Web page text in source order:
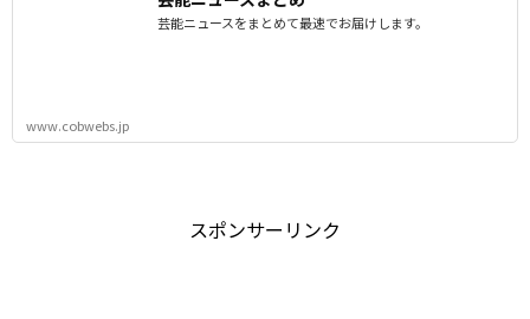
芸能ニュースをまとめて最速でお届けします。
www.cobwebs.jp
スポンサーリンク